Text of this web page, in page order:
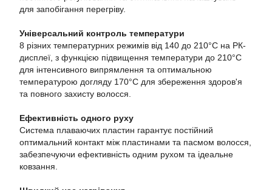
для запобігання перегріву.
Універсальний контроль температури
8 різних температурних режимів від 140 до 210°C на РК-
дисплеї, з функцією підвищення температури до 210°C
для інтенсивного випрямлення та оптимальною
температурою догляду 170°C для збереження здоров'я
та повного захисту волосся.
Ефективність одного руху
Система плаваючих пластин гарантує постійний
оптимальний контакт між пластинами та пасмом волосся,
забезпечуючи ефективність одним рухом та ідеальне
ковзання.